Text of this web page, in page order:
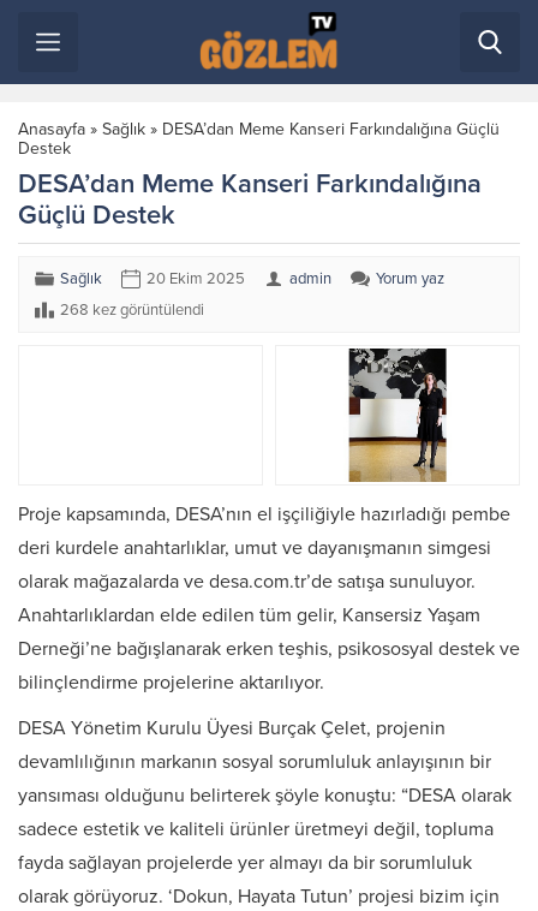
Anasayfa » Sağlık » DESA’dan Meme Kanseri Farkındalığına Güçlü
Destek
DESA’dan Meme Kanseri Farkındalığına
Güçlü Destek
Sağlık 20 Ekim 2025 admin
Yorum yaz
268 kez görüntülendi
Proje kapsamında, DESA’nın el işçiliğiyle hazırladığı pembe
deri kurdele anahtarlıklar, umut ve dayanışmanın simgesi
olarak mağazalarda ve desa.com.tr’de satışa sunuluyor.
Anahtarlıklardan elde edilen tüm gelir, Kansersiz Yaşam
Derneği’ne bağışlanarak erken teşhis, psikososyal destek ve
bilinçlendirme projelerine aktarılıyor.
DESA Yönetim Kurulu Üyesi Burçak Çelet, projenin
devamlılığının markanın sosyal sorumluluk anlayışının bir
yansıması olduğunu belirterek şöyle konuştu: “DESA olarak
sadece estetik ve kaliteli ürünler üretmeyi değil, topluma
fayda sağlayan projelerde yer almayı da bir sorumluluk
olarak görüyoruz. ‘Dokun, Hayata Tutun’ projesi bizim için